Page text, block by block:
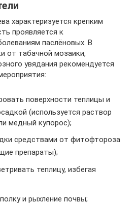
характеризуется крепким
проявляется к
паслёновых. В
от табачной мозаики,
увядания рекомендуется
поверхности теплицы и
(используется раствор
медный купорос);
средствами от фитофтороза
препараты);
теплицу, избегая
и рыхление почвы;